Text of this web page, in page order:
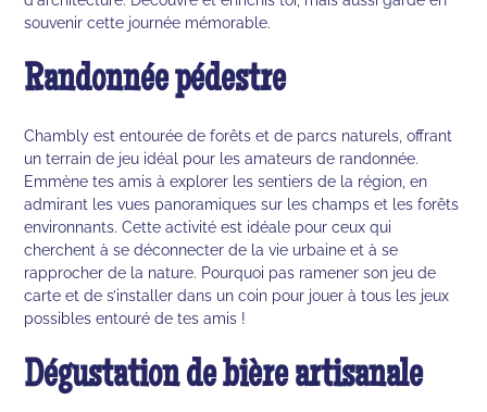
souvenir cette journée mémorable.
Randonnée pédestre
Chambly est entourée de forêts et de parcs naturels, offrant
un terrain de jeu idéal pour les amateurs de randonnée.
Emmène tes amis à explorer les sentiers de la région, en
admirant les vues panoramiques sur les champs et les forêts
environnants. Cette activité est idéale pour ceux qui
cherchent à se déconnecter de la vie urbaine et à se
rapprocher de la nature. Pourquoi pas ramener son jeu de
carte et de s’installer dans un coin pour jouer à tous les jeux
possibles entouré de tes amis !
Dégustation de bière artisanale